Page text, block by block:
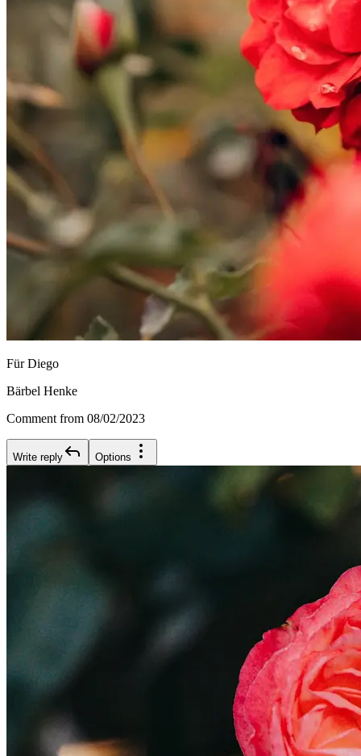
Für Diego
Bärbel Henke
Comment from 08/02/2023
Write reply Options